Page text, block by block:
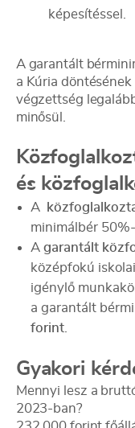
képesítéssel.
A garantált
a Kúria döntésének
végzettség
minősül.
és
A
minimálbér
A garantált
középfokú
igénylő
a garantált
forint.
Gyakori
Mennyi lesz a
2023-ban?